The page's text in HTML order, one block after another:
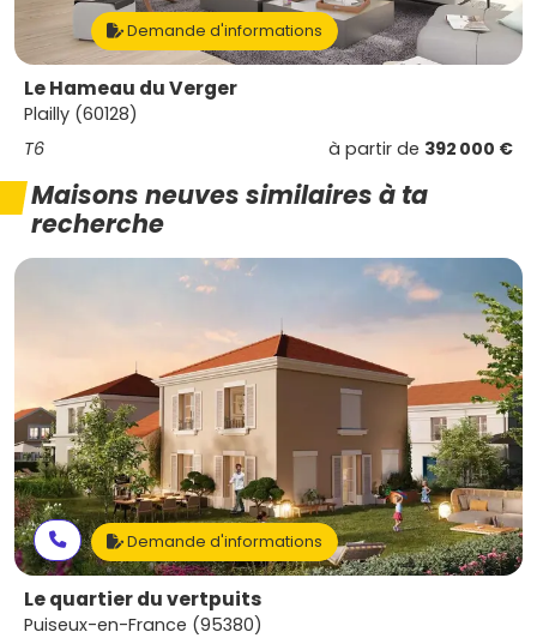
Demande d'informations
Le Hameau du Verger
Plailly (60128)
T6
à partir de 392 000 €
Maisons neuves similaires à ta
recherche
Demande d'informations
Le quartier du vertpuits
Puiseux-en-France (95380)